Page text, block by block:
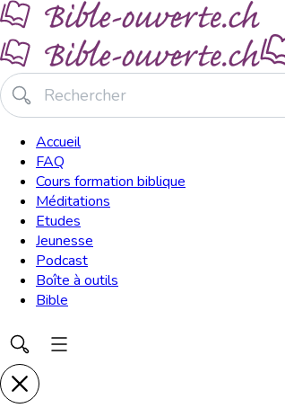
Accueil
FAQ
Cours formation biblique
Méditations
Etudes
Jeunesse
Podcast
Boîte à outils
Bible